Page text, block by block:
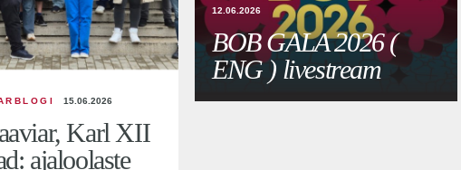
15.06.2026
Karl XII
ajaloolaste
12.06.2026
BOB GALA 2026 (
ENG ) livestream